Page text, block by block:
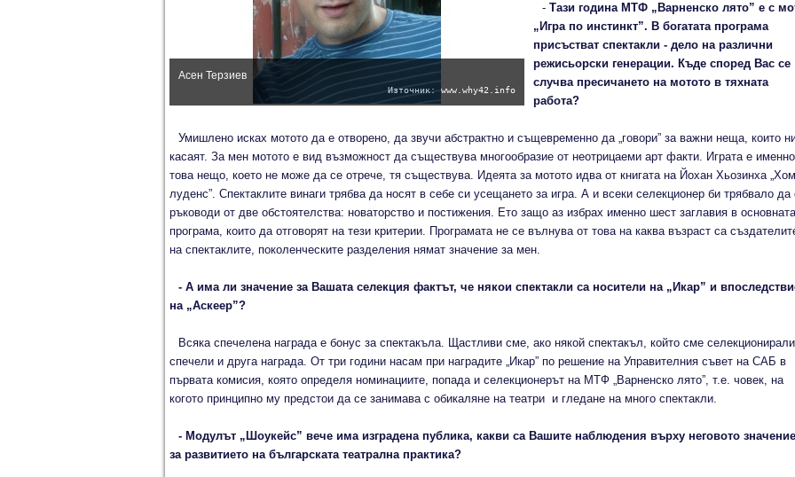
Асен Терзиев
Източник: www.why42.info
- Тази година МТФ „Варненско лято” е с
„Игра по инстинкт”. В богатата програма
присъстват спектакли - дело на различни
режисьорски генерации. Къде според Вас се
случва пресичането на мотото в тяхната
работа?
Умишлено исках мотото да е отворено, да звучи абстрактно и същевременно да „говори” за важни неща, които
касаят. За мен мотото е вид възможност да съществува многообразие от неотрицаеми арт факти. Играта е именно
това нещо, което не може да се отрече, тя съществува. Идеята за мотото идва от книгата на Йохан Хьозинха
луденс”. Спектаклите винаги трябва да носят в себе си усещането за игра. А и всеки селекционер би трябвало да
ръководи от две обстоятелства: новаторство и постижения. Ето защо аз избрах именно шест заглавия в основната
програма, които да отговорят на тези критерии. Програмата не се вълнува от това на каква възраст са
на спектаклите, поколенческите разделения нямат значение за мен.
- А има ли значение за Вашата селекция фактът, че някои спектакли са носители на „Икар” и
на „Аскеер”?
Всяка спечелена награда е бонус за спектакъла. Щастливи сме, ако някой спектакъл, който сме
спечели и друга награда. От три години насам при наградите „Икар” по решение на Управителния съвет на САБ в
първата комисия, която определя номинациите, попада и селекционерът на МТФ „Варненско лято”, т.е. човек, на
когото принципно му предстои да се занимава с обикаляне на театри и гледане на много спектакли.
- Модулът „Шоукейс” вече има изградена публика, какви са Вашите наблюдения върху неговото значение
за развитието на българската театрална практика?